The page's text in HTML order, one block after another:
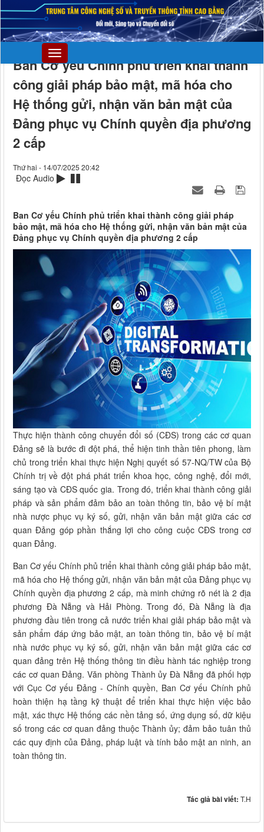
Ban Cơ yếu Chính phủ triển khai thành
công giải pháp bảo mật, mã hóa cho
Hệ thống gửi, nhận văn bản mật của
Đảng phục vụ Chính quyền địa phương
2 cấp
Thứ hai - 14/07/2025 20:42
Đọc Audio
Ban Cơ yếu Chính phủ triển khai thành công giải pháp
bảo mật, mã hóa cho Hệ thống gửi, nhận văn bản mật của
Đảng phục vụ Chính quyền địa phương 2 cấp
Thực hiện thành công chuyển đổi số (CĐS) trong các cơ quan
Đảng sẽ là bước đi đột phá, thể hiện tinh thần tiên phong, làm
chủ trong triển khai thực hiện Nghị quyết số 57-NQ/TW của Bộ
Chính trị về đột phá phát triển khoa học, công nghệ, đổi mới,
sáng tạo và CĐS quốc gia. Trong đó, triển khai thành công giải
pháp và sản phẩm đảm bảo an toàn thông tin, bảo vệ bí mật
nhà nược phục vụ ký số, gửi, nhận văn bản mật giữa các cơ
quan Đảng góp phần thắng lợi cho công cuộc CĐS trong cơ
quan Đảng.
Ban Cơ yếu Chính phủ triển khai thành công giải pháp bảo mật,
mã hóa cho Hệ thống gửi, nhận văn bản mật của Đảng phục vụ
Chính quyền địa phương 2 cấp, mà minh chứng rõ nét là 2 địa
phương Đà Nẵng và Hải Phòng. Trong đó,Đà Nẵng là địa
phương đầu tiên trong cả nước triển khai giải pháp bảo mật và
sản phẩm đáp ứng bảo mật, an toàn thông tin, bảo vệ bí mật
nhà nước phục vụ ký số, gửi, nhận văn bản mật giữa các cơ
quan đảng trên Hệ thống thông tin điều hành tác nghiệp trong
các cơ quan Đảng. Văn phòng Thành ủy Đà Nẵng đã phối hợp
với Cục Cơ yếu Đảng - Chính quyền, Ban Cơ yếu Chính phủ
hoàn thiện hạ tầng kỹ thuật để triển khai thực hiện việc bảo
mật, xác thực Hệ thống các nền tảng số, ứng dụng số, dữ kiệu
số trong các cơ quan đảng thuộc Thành ủy; đảm bảo tuân thủ
các quy định của Đảng, pháp luật và tính bảo mật an ninh, an
toàn thông tin.
Tác giả bài viết: T.H